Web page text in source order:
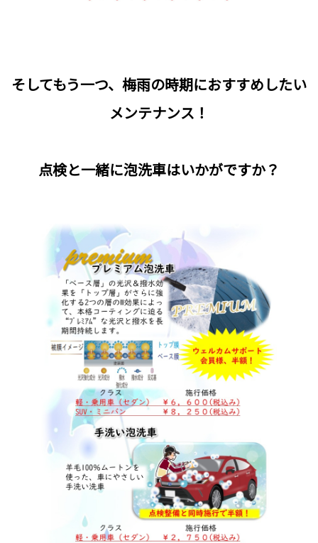
そしてもう一つ、梅雨の時期におすすめしたい
メンテナンス！
点検と一緒に泡洗車はいかがですか？